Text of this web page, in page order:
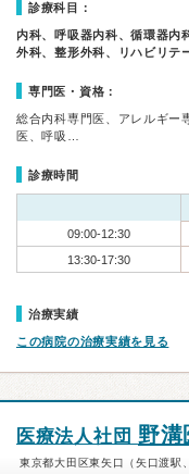
診療科目：
内科、呼吸器内科、循環器内
外科、整形外科、リハビリテ
専門医・資格：
総合内科専門医、アレルギー
医、呼吸…
診療時間
09:00-12:30
13:30-17:30
治療実績
この病院の治療実績を見る
医療法人社団 野溝
東京都大田区東矢口（矢口渡駅